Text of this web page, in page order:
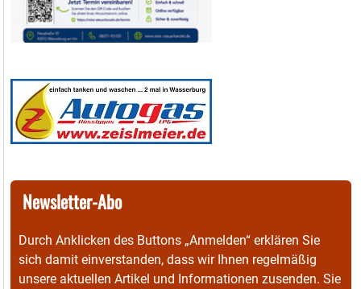
Newsletter-Abo
Durch Anklicken des Buttons „Anmelden“ erklären Sie
sich damit einverstanden, dass wir Ihnen regelmäßig
unsere aktuellen Artikel und Informationen zusenden. Sie